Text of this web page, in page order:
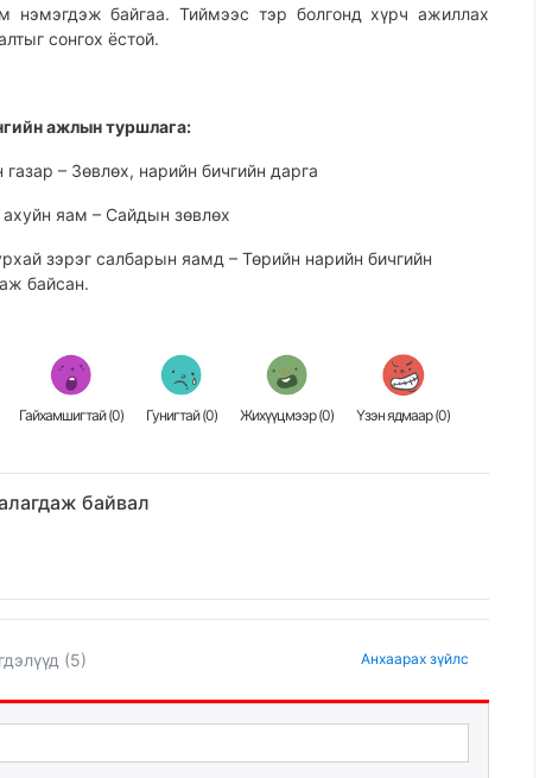
нэмэгдэж байгаа. Тиймээс тэр болгонд хүрч ажиллах
сонгох ёстой.
ажлын туршлага:
– Зөвлөх, нарийн бичгийн дарга
яам – Сайдын зөвлөх
зэрэг салбарын яамд – Төрийн нарийн бичгийн
байсан.
Гайхамшигтай (0) Гунигтай (0) Жихүүцмээр (0) Үзэн ядмаар (0)
байвал
(5) Анхаарах зүйлс